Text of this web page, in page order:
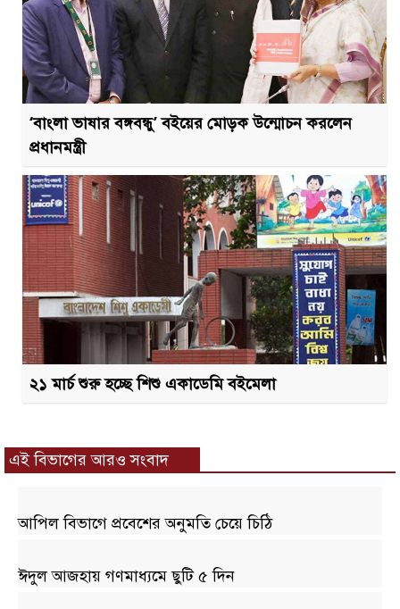
‘বাংলা ভাষার বঙ্গবন্ধু’ বইয়ের মোড়ক উন্মোচন করলেন
প্রধানমন্ত্রী
২১ মার্চ শুরু হচ্ছে শিশু একাডেমি বইমেলা
এই বিভাগের আরও সংবাদ
আপিল বিভাগে প্রবেশের অনুমতি চেয়ে চিঠি
ঈদুল আজহায় গণমাধ্যমে ছুটি ৫ দিন